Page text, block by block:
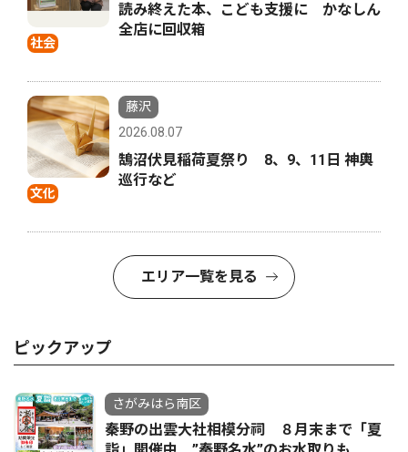
社会
読み終えた本、こども支援に かなしん
全店に回収箱
文化
藤沢
2026.08.07
鵠沼伏見稲荷夏祭り 8、9、11日 神輿
巡行など
エリア一覧を見る
ピックアップ
さがみはら南区
秦野の出雲大社相模分祠 ８月末まで「夏